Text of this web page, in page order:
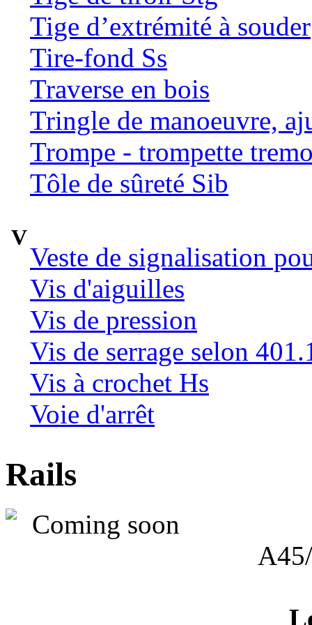
Tige d’extrémité à souder
Tire-fond Ss
Traverse en bois
Tringle de manoeuvre,
Trompe - trompette
Tôle de sûreté Sib
V
Veste de signalisation
Vis d'aiguilles
Vis de pression
Vis de serrage selon
Vis à crochet Hs
Voie d'arrêt
Rails